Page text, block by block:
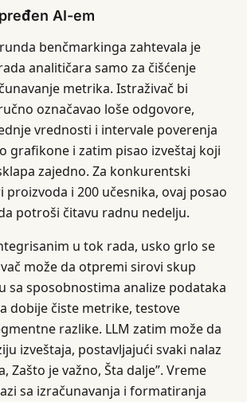
AI-em
benčmarkinga zahtevala je
analitičara samo za čišćenje
metrika. Istraživač bi
označavao loše odgovore,
vrednosti i intervale poverenja
grafikone i zatim pisao izveštaj koji
zajedno. Za konkurentski
proizvoda i 200 učesnika, ovaj posao
potroši čitavu radnu nedelju.
u tok rada, usko grlo se
može da otpremi sirovi skup
sa sposobnostima analize podataka
dobije čiste metrike, testove
razlike. LLM zatim može da
izveštaja, postavljajući svaki nalaz
Zašto je važno, Šta dalje”. Vreme
sa izračunavanja i formatiranja